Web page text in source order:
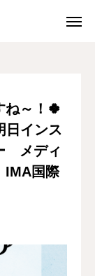
ね～！🍀
日インス
メディ
IMA国際
Facebook